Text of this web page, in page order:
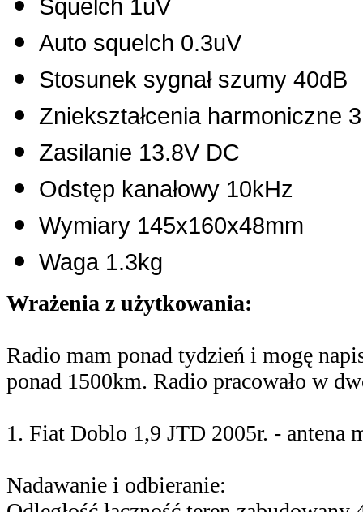
Squelch 1uV
Auto squelch 0.3uV
Stosunek sygnał szumy 40dB
Zniekształcenia harmoniczne
Zasilanie 13.8V DC
Odstęp kanałowy 10kHz
Wymiary 145x160x48mm
Waga 1.3kg
Wrażenia z użytkowania:
Radio mam ponad tydzień i mogę
ponad 1500km. Radio pracowało w
1. Fiat Doblo 1,9 JTD 2005r. - antena
Nadawanie i odbieranie: